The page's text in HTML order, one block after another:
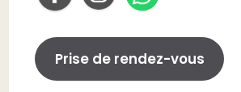
Prise de rendez-vous